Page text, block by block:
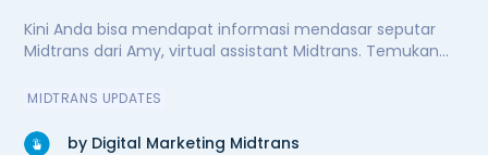
Kini Anda bisa mendapat informasi mendasar seputar
Midtrans dari Amy, virtual assistant Midtrans. Temukan
MIDTRANS UPDATES
by Digital Marketing Midtrans